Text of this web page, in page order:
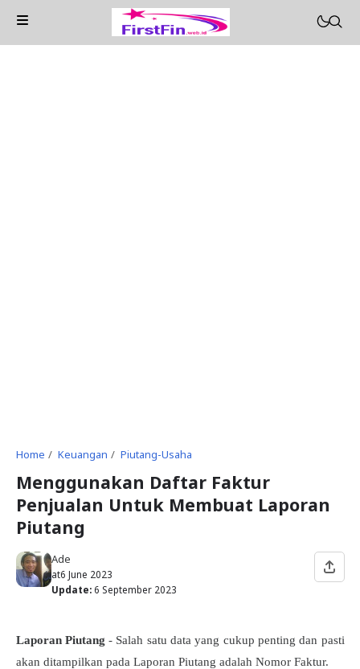
Home Keuangan Piutang-Usaha
Menggunakan Daftar Faktur
Penjualan Untuk Membuat Laporan
Piutang
Ade
at6 June 2023
Update: 6 September 2023
Laporan Piutang - Salah satu data yang cukup penting dan pasti
akan ditampilkan pada Laporan Piutang adalah Nomor Faktur.